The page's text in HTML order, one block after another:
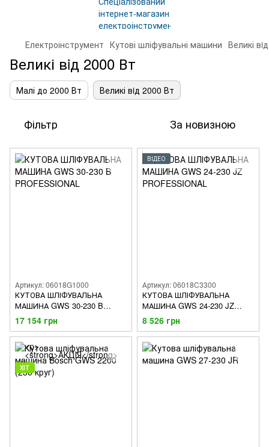
Електроінструмент Кутові шліфувальні машини Великі
Великі вiд 2000 Вт
Малі до 2000 Вт Великі вiд 2000 Вт
Фільтр За новизною
Артикул: 06018G1000
КУТОВА ШЛІФУВАЛЬНА
МАШИНА GWS 30-230 B
PROFESSIONAL
17 154 грн
ВІДЕО
Артикул: 06018C3300
КУТОВА ШЛІФУВАЛЬНА
МАШИНА GWS 24-230 JZ
PROFESSIONAL
8 526 грн
ХІТ